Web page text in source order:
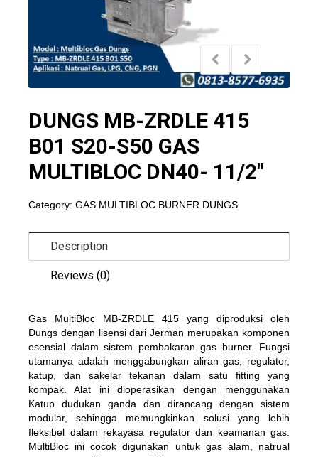
DUNGS MB-ZRDLE 415
B01 S20-S50 GAS
MULTIBLOC DN40- 11/2″
Category: GAS MULTIBLOC BURNER DUNGS
Description
Reviews (0)
Gas MultiBloc MB-ZRDLE 415 yang diproduksi oleh
Dungs dengan lisensi dari Jerman merupakan komponen
esensial dalam sistem pembakaran gas burner. Fungsi
utamanya adalah menggabungkan aliran gas, regulator,
katup, dan sakelar tekanan dalam satu fitting yang
kompak. Alat ini dioperasikan dengan menggunakan
Katup dudukan ganda dan dirancang dengan sistem
modular, sehingga memungkinkan solusi yang lebih
fleksibel dalam rekayasa regulator dan keamanan gas.
MultiBloc ini cocok digunakan untuk gas alam, natrual